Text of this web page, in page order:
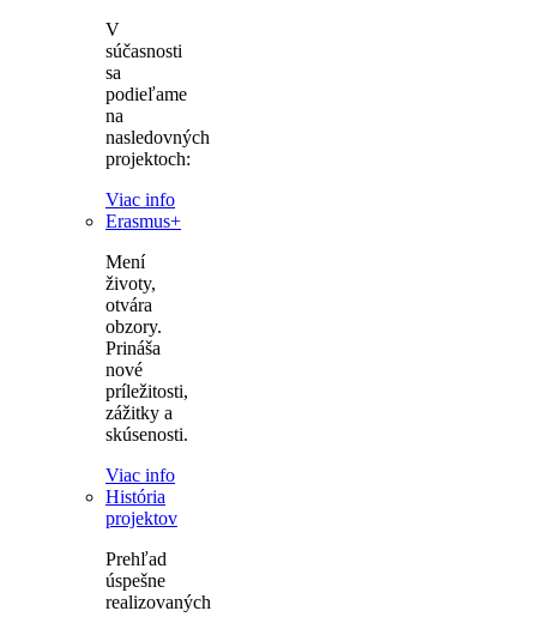
V
súčasnosti
sa
podieľame
na
nasledovných
projektoch:
Viac info
Erasmus+
Mení
životy,
otvára
obzory.
Prináša
nové
príležitosti,
zážitky a
skúsenosti.
Viac info
História
projektov
Prehľad
úspešne
realizovaných